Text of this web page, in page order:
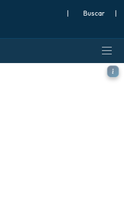
| |
- Oriente